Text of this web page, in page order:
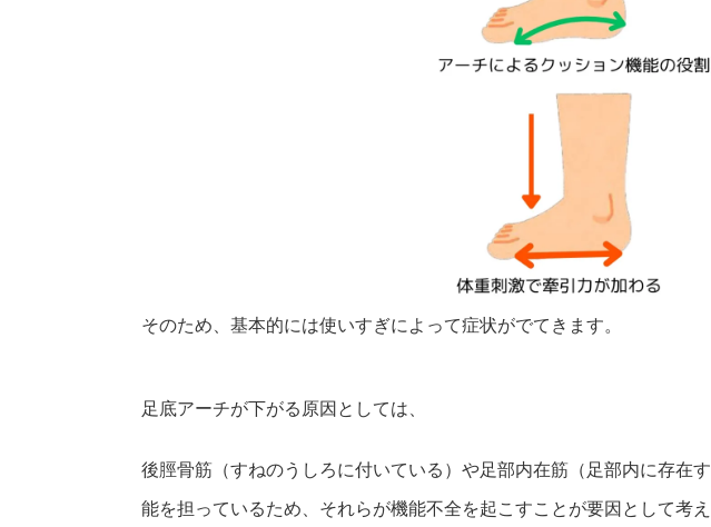
そのため、基本的には使いすぎによって症状がでてきます。
足底アーチが下がる原因としては、
後脛骨筋（すねのうしろに付いている）や足部内在筋（足部内に存在
能を担っているため、それらが機能不全を起こすことが要因として考え